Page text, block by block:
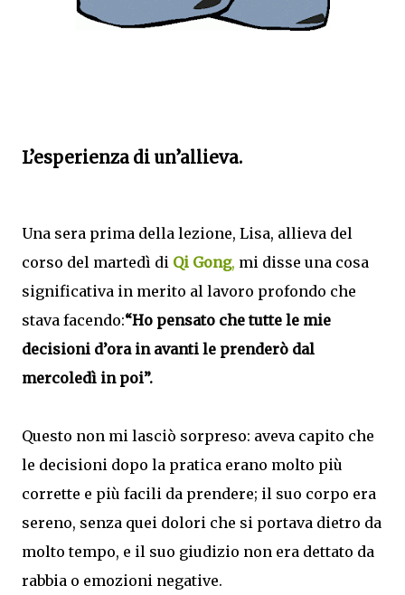
L’esperienza di un’allieva.
Una sera prima della lezione, Lisa, allieva del
corso del martedì di Qi Gong, mi disse una cosa
significativa in merito al lavoro profondo che
stava facendo:“Ho pensato che tutte le mie
decisioni d’ora in avanti le prenderò dal
mercoledì in poi”.
Questo non mi lasciò sorpreso: aveva capito che
le decisioni dopo la pratica erano molto più
corrette e più facili da prendere; il suo corpo era
sereno, senza quei dolori che si portava dietro da
molto tempo, e il suo giudizio non era dettato da
rabbia o emozioni negative.